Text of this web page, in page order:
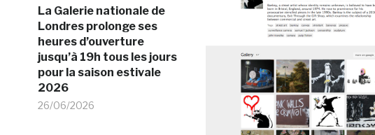
La Galerie nationale de
Londres prolonge ses
heures d’ouverture
jusqu’à 19h tous les jours
pour la saison estivale
2026
26/06/2026